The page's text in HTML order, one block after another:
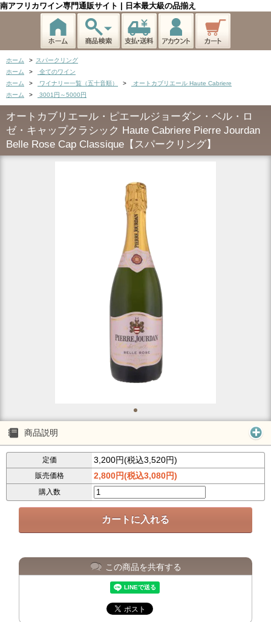
南アフリカワイン専門通販サイト | 日本最大級の品揃え
ホーム > スパークリング
ホーム
>
全てのワイン
ホーム
> ワイナリー一覧（五十音順） >
オートカブリエール Haute Cabriere
ホーム
> 3001円～5000円
オートカブリエール・ピエールジョーダン・ベル・ロ
ゼ・キャップクラシック Haute Cabriere Pierre Jourdan
Belle Rose Cap Classique【スパークリング】
商品説明
定価 3,200円(税込3,520円)
販売価格 2,800円(税込3,080円)
購入数
この商品を共有する